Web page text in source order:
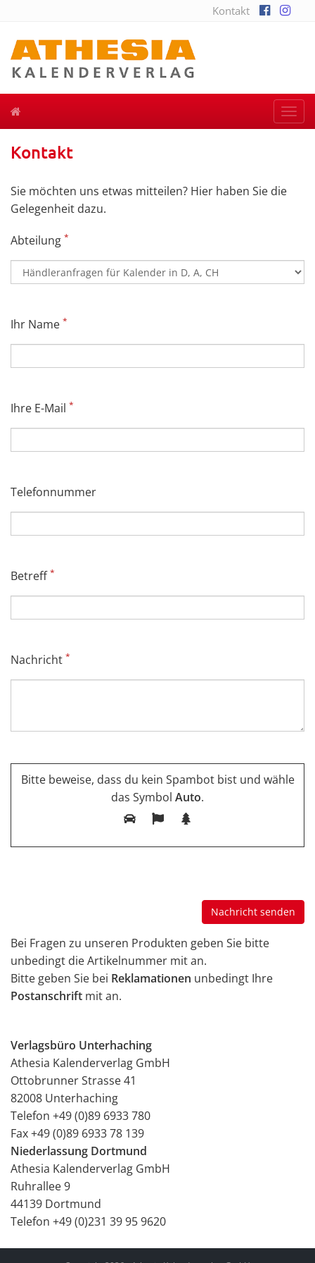
Kontakt
Kontakt
Sie möchten uns etwas mitteilen? Hier haben Sie die
Gelegenheit dazu.
Abteilung *
Ihr Name *
Ihre E-Mail *
Telefonnummer
Betreff*
Nachricht *
Bitte beweise, dass du kein Spambot bist und wähle
das Symbol Auto.
Bei Fragen zu unseren Produkten geben Sie bitte
unbedingt die Artikelnummer mit an.
Bitte geben Sie bei Reklamationen unbedingt Ihre
Postanschrift mit an.
Verlagsbüro Unterhaching
Athesia Kalenderverlag GmbH
Ottobrunner Strasse 41
82008 Unterhaching
Telefon +49 (0)89 6933 780
Fax +49 (0)89 6933 78 139
Niederlassung Dortmund
Athesia Kalenderverlag GmbH
Ruhrallee 9
44139 Dortmund
Telefon +49 (0)231 39 95 9620